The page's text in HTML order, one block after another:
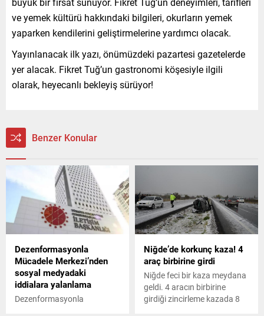
ve yemek kültürü hakkındaki bilgileri, okurların yemek
yaparken kendilerini geliştirmelerine yardımcı olacak.
Yayınlanacak ilk yazı, önümüzdeki pazartesi gazetelerde
yer alacak. Fikret Tuğ’un gastronomi köşesiyle ilgili
olarak, heyecanlı bekleyiş sürüyor!
Benzer Konular
Dezenformasyonla
Mücadele Merkezi’nden
sosyal medyadaki
iddialara yalanlama
Dezenformasyonla
Niğde’de korkunç kaza! 4
araç birbirine girdi
Niğde feci bir kaza meydana
geldi. 4 aracın birbirine
girdiği zincirleme kazada 8